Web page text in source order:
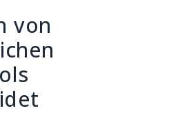
von